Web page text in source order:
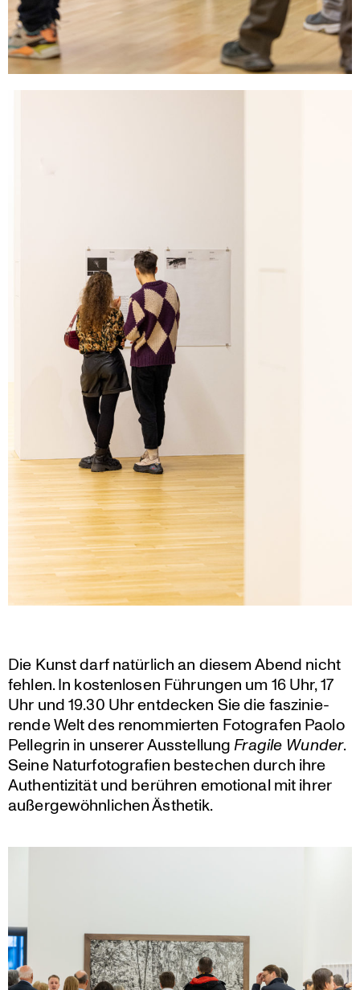
Die Kunst darf natürlich an diesem Abend nicht
fehlen. In kosten­losen Führungen um 16 Uhr, 17
Uhr und 19.30 Uhr entdecken Sie die faszi­nie­
rende Welt des renom­mierten Fotografen Paolo
Pellegrin in unserer Ausstel­lungFragile Wunder.
Seine Natur­fo­to­gra­fien bestechen durch ihre
Authen­ti­zität und berühren emotional mit ihrer
außer­ge­wöhn­li­chen Ästhetik.